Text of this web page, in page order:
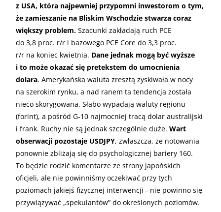
z USA, która najpewniej przypomni inwestorom o tym,
że zamieszanie na Bliskim Wschodzie stwarza coraz
większy problem. Szacunki zakładają ruch PCE
do 3,8 proc. r/r i bazowego PCE Core do 3,3 proc.
r/r na koniec kwietnia. Dane jednak mogą być wyższe
i to może okazać się pretekstem do umocnienia
dolara. Amerykańska waluta zresztą zyskiwała w nocy
na szerokim rynku, a nad ranem ta tendencja została
nieco skorygowana. Słabo wypadają waluty regionu
(forint), a pośród G-10 najmocniej tracą dolar australijski
i frank. Ruchy nie są jednak szczególnie duże. Wart
obserwacji pozostaje USDJPY, zwłaszcza, że notowania
ponownie zbliżają się do psychologicznej bariery 160.
To będzie rodzić komentarze ze strony japońskich
oficjeli, ale nie powinniśmy oczekiwać przy tych
poziomach jakiejś fizycznej interwencji - nie powinno się
przywiązywać „spekulantów” do określonych poziomów.